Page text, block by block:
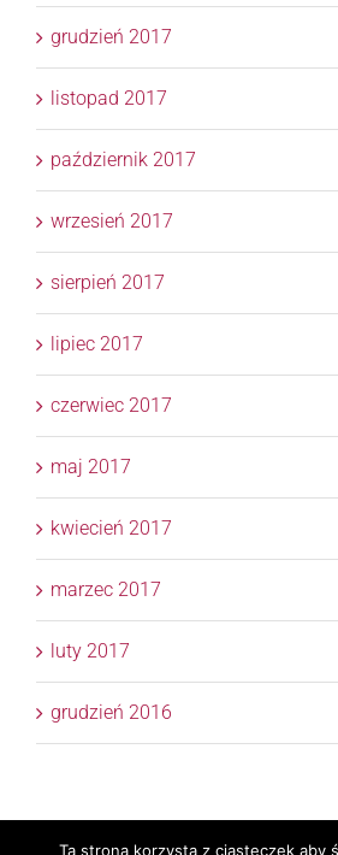
grudzień 2017
listopad 2017
październik 2017
wrzesień 2017
sierpień 2017
lipiec 2017
czerwiec 2017
maj 2017
kwiecień 2017
marzec 2017
luty 2017
grudzień 2016
Ta strona korzysta z ciasteczek aby